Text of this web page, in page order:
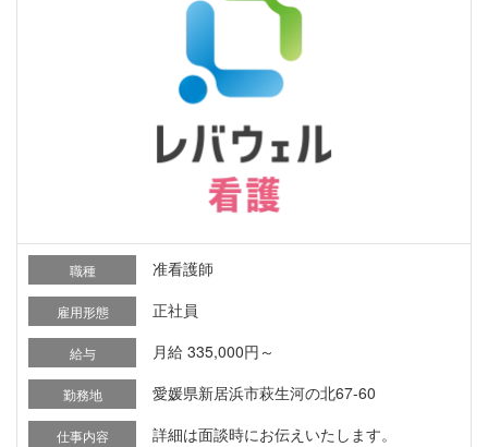
職種 准看護師
雇用形態 正社員
給与 月給 335,000円～
勤務地 愛媛県新居浜市萩生河の北67-60
仕事内容 詳細は面談時にお伝えいたします。